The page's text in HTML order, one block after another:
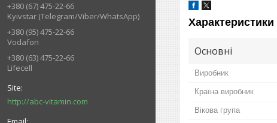
+380 (67) 475-22-66
Kyivstar (Telegram/Viber/WhatsApp)
+380 (95) 475-22-66
Vodafon
+380 (63) 475-22-66
Lifecell
http://abc-vitamin.com
Характеристики
Основні
Виробник
Країна виробник
Вікова група